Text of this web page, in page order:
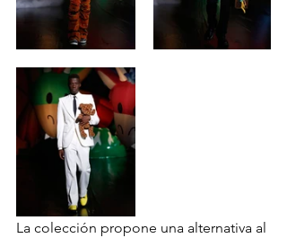
La colección propone una alternativa al